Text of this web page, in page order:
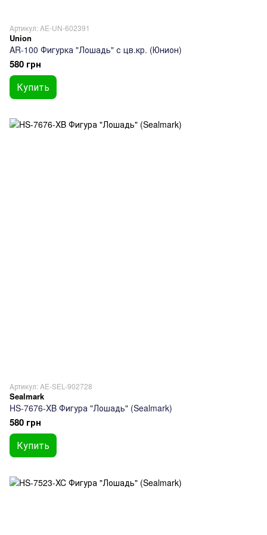
Артикул: AE-UN-602391
Union
AR-100 Фигурка "Лошадь" с цв.кр. (Юнион)
580 грн
Купить
Артикул: AE-SEL-902728
Sealmark
HS-7676-XB Фигура "Лошадь" (Sealmark)
580 грн
Купить